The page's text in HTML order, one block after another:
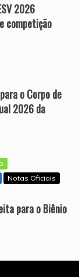
2026
competição
o Corpo de
2026 da
Notas Oficiais
para o Biênio